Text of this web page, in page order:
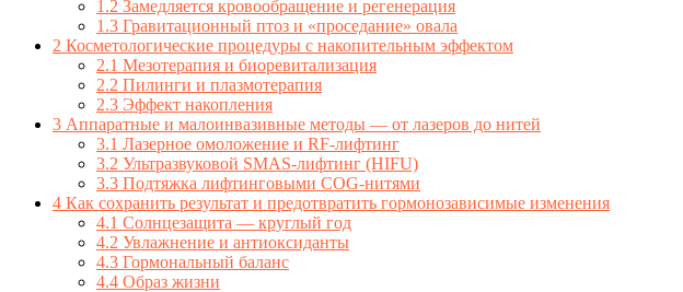
1.2 Замедляется кровообращение и регенерация
1.3 Гравитационный птоз и «проседание» овала
2 Косметологические процедуры с накопительным эффектом
2.1 Мезотерапия и биоревитализация
2.2 Пилинги и плазмотерапия
2.3 Эффект накопления
3 Аппаратные и малоинвазивные методы — от лазеров до нитей
3.1 Лазерное омоложение и RF-лифтинг
3.2 Ультразвуковой SMAS-лифтинг (HIFU)
3.3 Подтяжка лифтинговыми COG-нитями
4 Как сохранить результат и предотвратить гормонозависимые изменения
4.1 Солнцезащита — круглый год
4.2 Увлажнение и антиоксиданты
4.3 Гормональный баланс
4.4 Образ жизни